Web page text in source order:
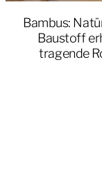
Bambus:
Baustoff
tragende